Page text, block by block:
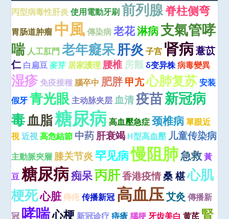
丙型病毒性肝炎 使用電動牙刷 前列腺脊柱侧弯
胃肠道肿瘤 中風 傳染病 老花淋病支氣管哮
喘人工肛門 老年癡呆肝炎 子宫 肾病薏苡
仁 白扁豆 麥芽 居家護理 腰椎房颤 δ变异株病毒變異
湿疹免疫接種 腦卒中 肥胖甲亢心肺复苏 安装
假牙 青光眼 主动脉夹层 血清疫苗新冠病
毒血脂糖尿病 高血壓急症颈椎病 單眼近
視近視 高危結節 中药肝衰竭 H型高血壓 儿童传染病
主動脈夾層 膝关节炎罕见病慢阻肺急救 黃
豆 糖尿病痴呆丙肝香港疫情桑 椹心肌
梗死心脏痔疮 传播新冠 高血压艾灸 傳播新
冠 哮喘心梗 新冠诊疗 痔瘡 腦梗 牙齿美白 黄芪 腎